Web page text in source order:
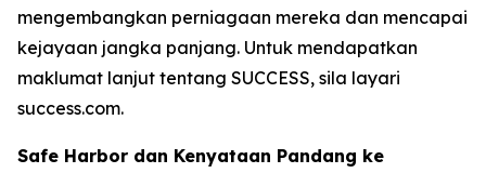
mengembangkan perniagaan mereka dan mencapai
kejayaan jangka panjang. Untuk mendapatkan
maklumat lanjut tentang SUCCESS, sila layari
success.com.
Safe Harbor dan Kenyataan Pandang ke